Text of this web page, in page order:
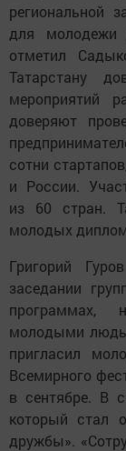
региональной
для молодежи
отметил
Татарстану
мероприятий
доверяют
сотни
и России.
из 60 стран.
молодых
Григорий
заседании
программах,
молодыми
пригласил
Всемирного
в сентябре. В
который стал
дружбы».